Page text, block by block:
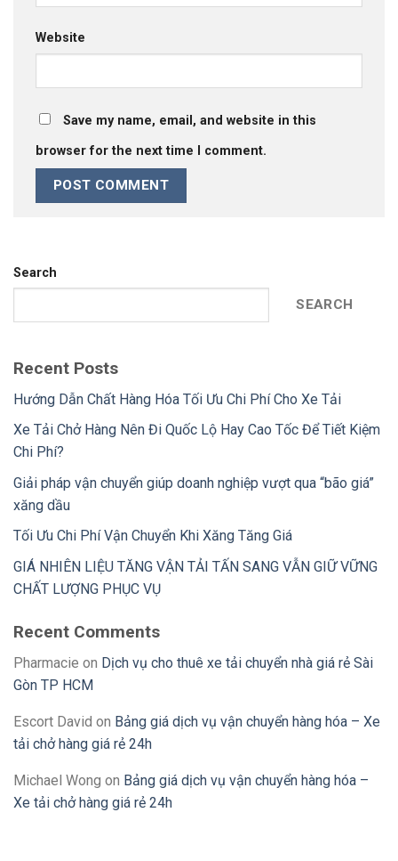
Website
Save my name, email, and website in this
browser for the next time I comment.
Search
SEARCH
Recent Posts
Hướng Dẫn Chất Hàng Hóa Tối Ưu Chi Phí Cho Xe Tải
Xe Tải Chở Hàng Nên Đi Quốc Lộ Hay Cao Tốc Để Tiết Kiệm
Chi Phí?
Giải pháp vận chuyển giúp doanh nghiệp vượt qua “bão giá”
xăng dầu
Tối Ưu Chi Phí Vận Chuyển Khi Xăng Tăng Giá
GIÁ NHIÊN LIỆU TĂNG VẬN TẢI TẤN SANG VẪN GIỮ VỮNG
CHẤT LƯỢNG PHỤC VỤ
Recent Comments
Pharmacie on Dịch vụ cho thuê xe tải chuyển nhà giá rẻ Sài
Gòn TP HCM
Escort David on Bảng giá dịch vụ vận chuyển hàng hóa – Xe
tải chở hàng giá rẻ 24h
Michael Wong on Bảng giá dịch vụ vận chuyển hàng hóa –
Xe tải chở hàng giá rẻ 24h